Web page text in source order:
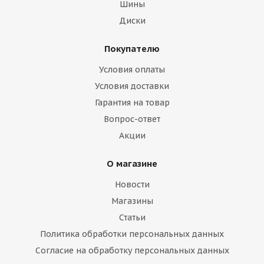
Aplus 225/70/15 100H A606
Шины
Диски
Покупателю
Условия оплаты
Условия доставки
Гарантия на товар
Вопрос-ответ
Акции
О магазине
Новости
Магазины
Статьи
Политика обработки персональных данных
Согласие на обработку персональных данных